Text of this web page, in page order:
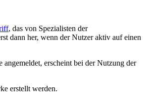
, das von Spezialisten der
dann her, wenn der Nutzer aktiv auf einen
erscheint bei der Nutzung der
erstellt werden.